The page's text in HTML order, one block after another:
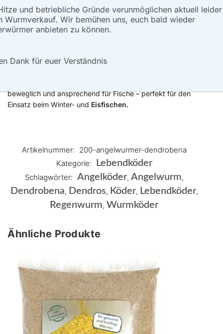
Langlebig und robust
Dank ihrer zähen Haut und lebhaften Bewegungen bleiben
sie lange aktiv am Haken und halten auch kräftigen Bissen
beweglich und ansprechend für Fische – perfekt für den
Einsatz beim Winter- und Eisfischen.
Artikelnummer: 200-angelwurmer-dendrobena
Kategorie:
Lebendköder
Schlagwörter: Angelköder, Angelwurm,
Dendrobena, Dendros, Köder, Lebendköder,
Regenwurm, Wurmköder
Ähnliche Produkte
und betriebliche Gründe verunmöglichen aktuell leider
Wurmverkauf. Wir bemühen uns, euch bald wieder
anbieten zu können.
Dank für euer Verständnis